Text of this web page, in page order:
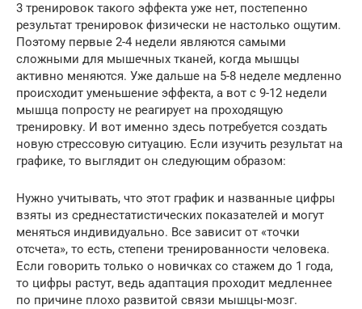
3 тренировок такого эффекта уже нет, постепенно
результат тренировок физически не настолько ощутим.
Поэтому первые 2-4 недели являются самыми
сложными для мышечных тканей, когда мышцы
активно меняются. Уже дальше на 5-8 неделе медленно
происходит уменьшение эффекта, а вот с 9-12 недели
мышца попросту не реагирует на проходящую
тренировку. И вот именно здесь потребуется создать
новую стрессовую ситуацию. Если изучить результат на
графике, то выглядит он следующим образом:
Нужно учитывать, что этот график и названные цифры
взяты из среднестатистических показателей и могут
меняться индивидуально. Все зависит от «точки
отсчета», то есть, степени тренированности человека.
Если говорить только о новичках со стажем до 1 года,
то цифры растут, ведь адаптация проходит медленнее
по причине плохо развитой связи мышцы-мозг.